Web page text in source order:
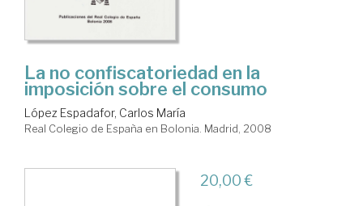
La no confiscatoriedad en la
imposición sobre el consumo
López Espadafor, Carlos María
Real Colegio de España en Bolonia. Madrid, 2008
20,00 €